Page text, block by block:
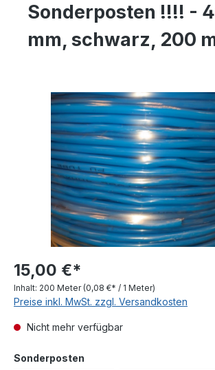
Sonderposten !!!! -
mm, schwarz, 200
Bildergalerie überspringen
15,00 €*
Inhalt: 200 Meter (0,08 €* / 1 Meter)
Preise inkl. MwSt. zzgl. Versandkosten
Nicht mehr verfügbar
Sonderposten